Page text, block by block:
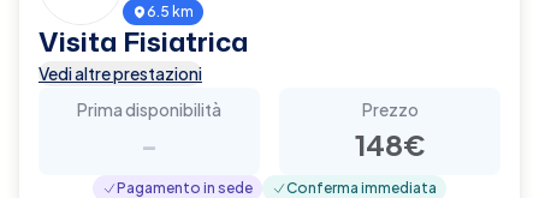
6.5 km
Visita Fisiatrica
Vedi altre prestazioni
Prima disponibilità
-
Prezzo
148€
Pagamento in sede Conferma immediata